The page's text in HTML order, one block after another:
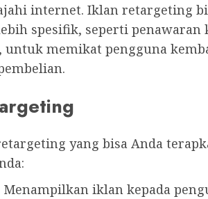
internet. Iklan retargeting
spesifik, seperti penawaran
untuk memikat pengguna
yang bisa Anda
Menampilkan iklan kepada